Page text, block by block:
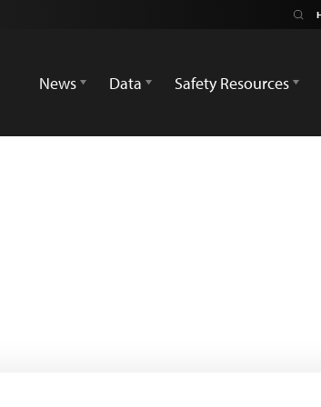
News
Data Safety Resources